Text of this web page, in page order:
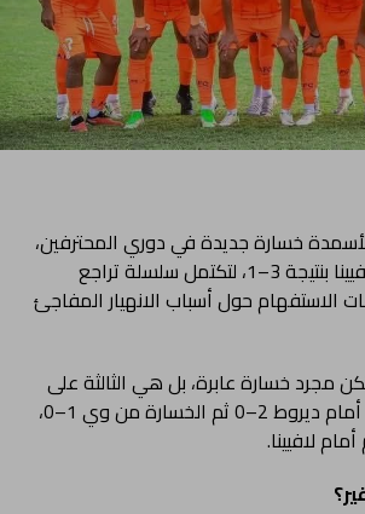
خسارة جديدة في دوري المحترفين،
وهذه المرة أمام لافيينا بنتيجة 3–1، لتكتمل سلسلة تراجع
الاستفهام حول أسباب الانهيار المفاجئ
مجرد خسارة عابرة، بل هي الثالثة على
التوالي بعد السقوط أمام ديروط 2–0 ثم الخسارة من وي 1–0،
لافيينا.